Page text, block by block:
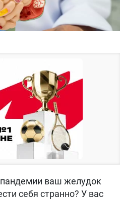
пандемии ваш желудок
себя странно? У вас